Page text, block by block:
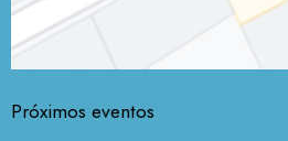
Próximos eventos